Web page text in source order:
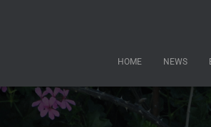
HOME NEWS